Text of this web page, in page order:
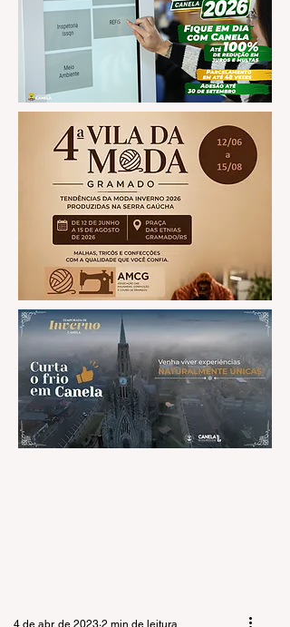
4 de abr. de 2023 2 min de leitura